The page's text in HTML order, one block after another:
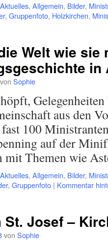
Aktuelles, Allgemein, Bilder,
, Gruppenfoto, Holzkirchen,
Welt wie sie
in
von Sophie
aus den
100
auf der
mit Themen wie
Aktuelles, Allgemein, Bilder,
, Gruppenfoto | Kommentar
St. Josef –
von Sophie